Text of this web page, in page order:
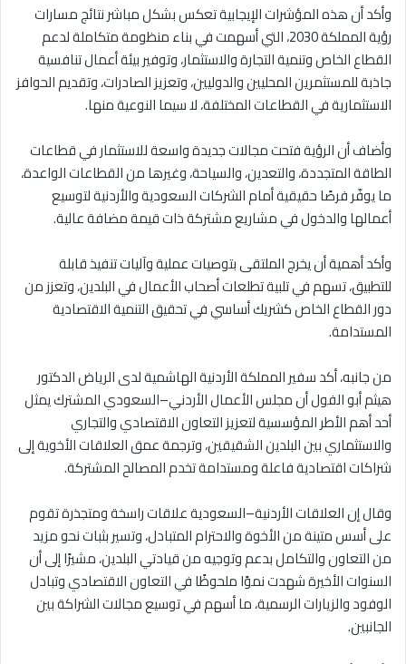
وأكد أن هذه المؤشرات الإيجابية تعكس بشكل مباشر نتائج مسارات
رؤية المملكة 2030، التي أسهمت في بناء منظومة متكاملة لدعم
القطاع الخاص وتنمية التجارة والاستثمار، وتوفير بيئة أعمال تنافسية
جاذبة للمستثمرين المحليين والدوليين، وتعزيز الصادرات، وتقديم الحوافز
الاستثمارية في القطاعات المختلفة، لا سيما النوعية منها.
وأضاف أن الرؤية فتحت مجالات جديدة واسعة للاستثمار في قطاعات
الطاقة المتجددة، والتعدين، والسياحة، وغيرها من القطاعات الواعدة،
ما يوفّر فرصًا حقيقية أمام الشركات السعودية والأردنية لتوسيع
أعمالها والدخول في مشاريع مشتركة ذات قيمة مضافة عالية.
وأكد أهمية أن يخرج الملتقى بتوصيات عملية وآليات تنفيذ قابلة
للتطبيق، تسهم في تلبية تطلعات أصحاب الأعمال في البلدين، وتعزز من
دور القطاع الخاص كشريك أساسي في تحقيق التنمية الاقتصادية
المستدامة.
من جانبه، أكد سفير المملكة الأردنية الهاشمية لدى الرياض الدكتور
هيثم أبو الفول أن مجلس الأعمال الأردني–السعودي المشترك يمثل
أحد أهم الأطر المؤسسية لتعزيز التعاون الاقتصادي والتجاري
والاستثماري بين البلدين الشقيقين، وترجمة عمق العلاقات الأخوية إلى
شراكات اقتصادية فاعلة ومستدامة تخدم المصالح المشتركة.
وقال إن العلاقات الأردنية–السعودية علاقات راسخة ومتجذرة تقوم
على أسس متينة من الأخوة والاحترام المتبادل، وتسير بثبات نحو مزيد
من التعاون والتكامل بدعم وتوجيه من قيادتي البلدين، مشيرًا إلى أن
السنوات الأخيرة شهدت نموًا ملحوظًا في التعاون الاقتصادي وتبادل
الوفود والزيارات الرسمية، ما أسهم في توسيع مجالات الشراكة بين
الجانبين.